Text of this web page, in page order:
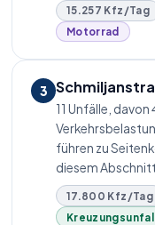
15.257 Kfz/Tag
Motorrad
3
11 Unfälle,
führen zu
diesem Abschnitt.
17.800 Kfz/Tag